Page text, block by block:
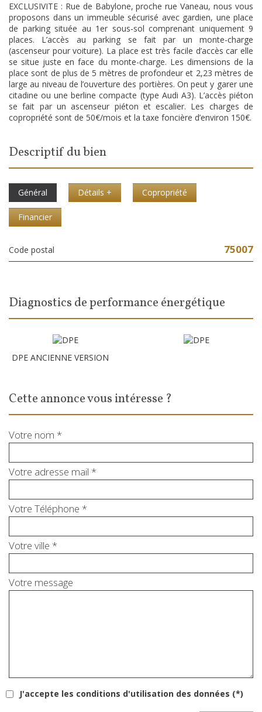
EXCLUSIVITE : Rue de Babylone, proche rue Vaneau, nous vous
proposons dans un immeuble sécurisé avec gardien, une place
de parking située au 1er sous-sol comprenant uniquement 9
places. L’accès au parking se fait par un monte-charge
(ascenseur pour voiture). La place est très facile d’accès car elle
se situe juste en face du monte-charge. Les dimensions de la
place sont de plus de 5 mètres de profondeur et 2,23 mètres de
large au niveau de l’ouverture des portières. On peut y garer une
citadine ou une berline compacte (type Audi A3). L’accès piéton
se fait par un ascenseur piéton et escalier. Les charges de
copropriété sont de 50€/mois et la taxe foncière d’environ 150€.
descriptif du bien
Général Détails + Copropriété
Financier
Code postal 75007
diagnostics de performance énergétique
DPE ANCIENNE VERSION
cette annonce vous intéresse ?
Votre nom *
Votre adresse mail *
Votre Téléphone *
Votre ville *
Votre message
J'accepte les conditions d'utilisation des données (*)